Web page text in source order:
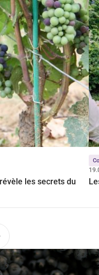
les secrets du